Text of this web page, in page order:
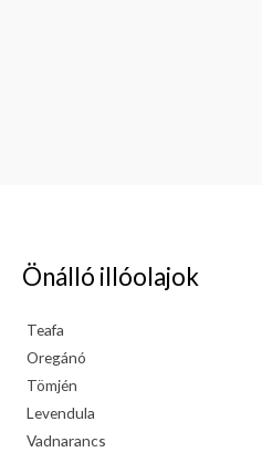
Önálló illóolajok
Teafa
Oregánó
Tömjén
Levendula
Vadnarancs